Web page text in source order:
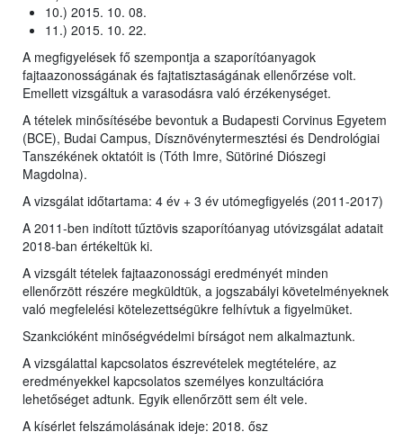
10.) 2015. 10. 08.
11.) 2015. 10. 22.
A megfigyelések fő szempontja a szaporítóanyagok
fajtaazonosságának és fajtatisztaságának ellenőrzése volt.
Emellett vizsgáltuk a varasodásra való érzékenységet.
A tételek minősítésébe bevontuk a Budapesti Corvinus Egyetem
(BCE), Budai Campus, Dísznövénytermesztési és Dendrológiai
Tanszékének oktatóit is (Tóth Imre, Sütöriné Diószegi
Magdolna).
A vizsgálat időtartama: 4 év + 3 év utómegfigyelés (2011-2017)
A 2011-ben indított tűztövis szaporítóanyag utóvizsgálat adatait
2018-ban értékeltük ki.
A vizsgált tételek fajtaazonossági eredményét minden
ellenőrzött részére megküldtük, a jogszabályi követelményeknek
való megfelelési kötelezettségükre felhívtuk a figyelmüket.
Szankcióként minőségvédelmi bírságot nem alkalmaztunk.
A vizsgálattal kapcsolatos észrevételek megtételére, az
eredményekkel kapcsolatos személyes konzultációra
lehetőséget adtunk. Egyik ellenőrzött sem élt vele.
A kísérlet felszámolásának ideje: 2018. ősz